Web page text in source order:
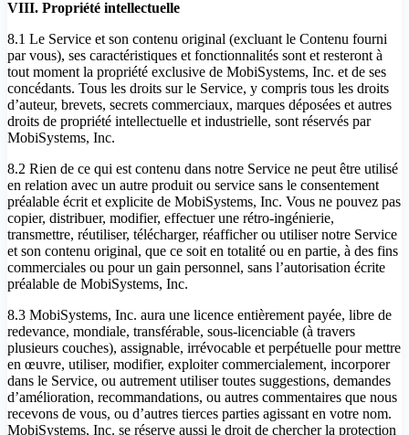
VIII. Propriété intellectuelle
8.1 Le Service et son contenu original (excluant le Contenu fourni
par vous), ses caractéristiques et fonctionnalités sont et resteront à
tout moment la propriété exclusive de MobiSystems, Inc. et de ses
concédants. Tous les droits sur le Service, y compris tous les droits
d’auteur, brevets, secrets commerciaux, marques déposées et autres
droits de propriété intellectuelle et industrielle, sont réservés par
MobiSystems, Inc.
8.2 Rien de ce qui est contenu dans notre Service ne peut être utilisé
en relation avec un autre produit ou service sans le consentement
préalable écrit et explicite de MobiSystems, Inc. Vous ne pouvez pas
copier, distribuer, modifier, effectuer une rétro-ingénierie,
transmettre, réutiliser, télécharger, réafficher ou utiliser notre Service
et son contenu original, que ce soit en totalité ou en partie, à des fins
commerciales ou pour un gain personnel, sans l’autorisation écrite
préalable de MobiSystems, Inc.
8.3 MobiSystems, Inc. aura une licence entièrement payée, libre de
redevance, mondiale, transférable, sous-licenciable (à travers
plusieurs couches), assignable, irrévocable et perpétuelle pour mettre
en œuvre, utiliser, modifier, exploiter commercialement, incorporer
dans le Service, ou autrement utiliser toutes suggestions, demandes
d’amélioration, recommandations, ou autres commentaires que nous
recevons de vous, ou d’autres tierces parties agissant en votre nom.
MobiSystems, Inc. se réserve aussi le droit de chercher la protection